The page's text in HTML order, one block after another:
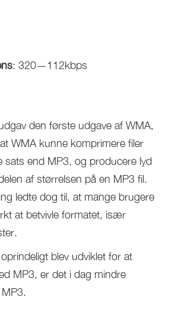
: 320—112kbps
den første udgave af WMA,
WMA kunne komprimere filer
sats end MP3, og producere lyd
af størrelsen på en MP3 fil.
ledte dog til, at mange brugere
at betvivle formatet, især
blev udviklet for at
MP3, er det i dag mindre